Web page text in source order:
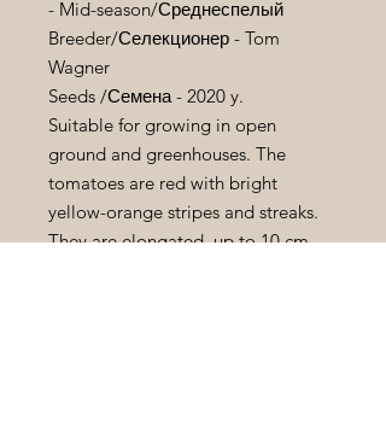
- Mid-season/Среднеспелый
Breeder/Селекционер - Tom
Wagner
Seeds /Семена- 2020 y.
Suitable for growing in open
ground and greenhouses. The
tomatoes are red with bright
yellow-orange stripes and streaks.
They are elongated, up to 10 cm